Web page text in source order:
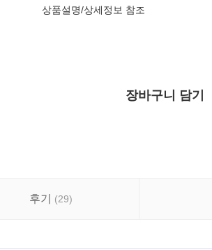
상품설명/상세정보 참조
장바구니 담기
후기 (29)